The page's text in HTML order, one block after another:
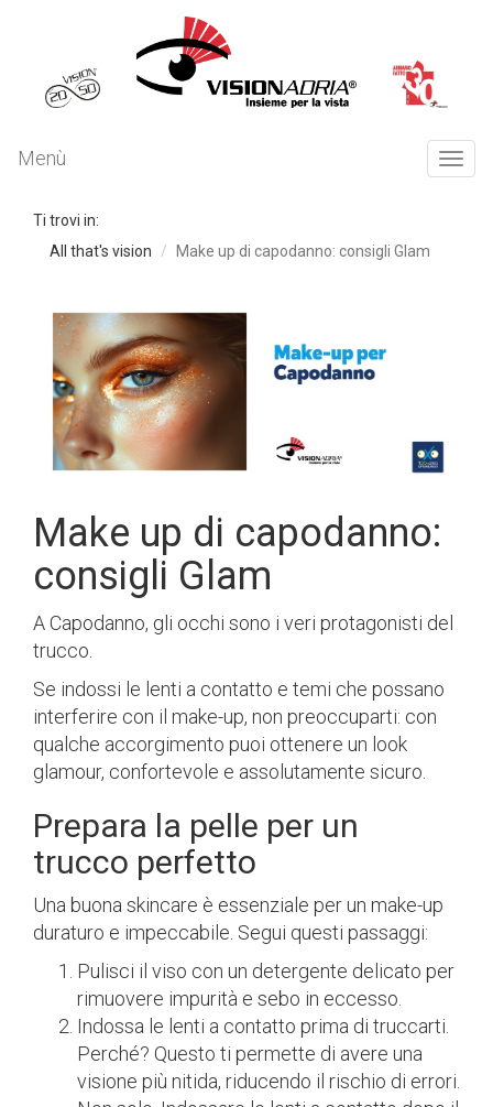
Menù
Ti trovi in:
All that's vision
Make up di capodanno: consigli Glam
Make up di capodanno:
consigli Glam
A Capodanno, gli occhi sono i veri protagonisti del
trucco.
Se indossi le lenti a contatto e temi che possano
interferire con il make-up, non preoccuparti: con
qualche accorgimento puoi ottenere un look
glamour, confortevole e assolutamente sicuro.
Prepara la pelle per un
trucco perfetto
Una buona skincare è essenziale per un make-up
duraturo e impeccabile. Segui questi passaggi:
Pulisci il viso con un detergente delicato per
rimuovere impurità e sebo in eccesso.
Indossa le lenti a contatto prima di truccarti.
Perché? Questo ti permette di avere una
visione più nitida, riducendo il rischio di errori.